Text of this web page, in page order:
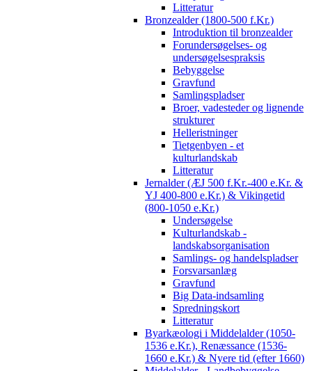
Litteratur
Bronzealder (1800-500 f.Kr.)
Introduktion til bronzealder
Forundersøgelses- og
undersøgelsespraksis
Bebyggelse
Gravfund
Samlingspladser
Broer, vadesteder og lignende
strukturer
Helleristninger
Tietgenbyen - et
kulturlandskab
Litteratur
Jernalder (ÆJ 500 f.Kr.-400 e.Kr. &
YJ 400-800 e.Kr.) & Vikingetid
(800-1050 e.Kr.)
Undersøgelse
Kulturlandskab -
landskabsorganisation
Samlings- og handelspladser
Forsvarsanlæg
Gravfund
Big Data-indsamling
Spredningskort
Litteratur
Byarkæologi i Middelalder (1050-
1536 e.Kr.), Renæssance (1536-
1660 e.Kr.) & Nyere tid (efter 1660)